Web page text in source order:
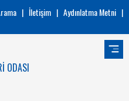
| İletişim | Aydınlatma Metni |
ODASI